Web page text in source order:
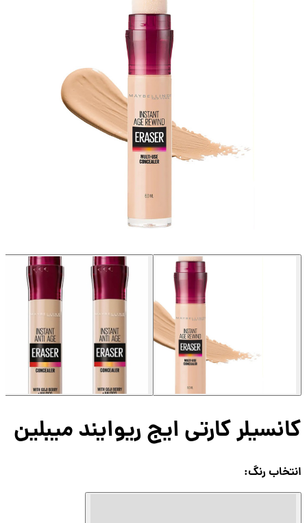
کارتی ایج ریوایند میبلین
رنگ: